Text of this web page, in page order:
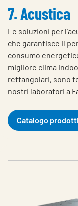
7. Acustica
Le soluzioni per
che garantisce il
consumo
migliore clima
rettangolari, sono
nostri laboratori a
Catalogo prodotti